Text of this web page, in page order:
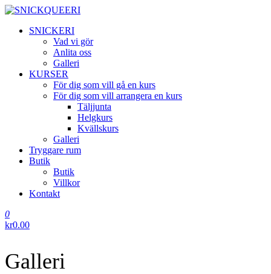
Hoppa
innehåll
SNICKQUEERI
SNICKERI
Vad vi gör
Anlita oss
Galleri
KURSER
För dig som vill gå en kurs
För dig som vill arrangera en kurs
Täljjunta
Helgkurs
Kvällskurs
Galleri
Tryggare rum
Butik
Butik
Villkor
Kontakt
0
kr0.00
Galleri